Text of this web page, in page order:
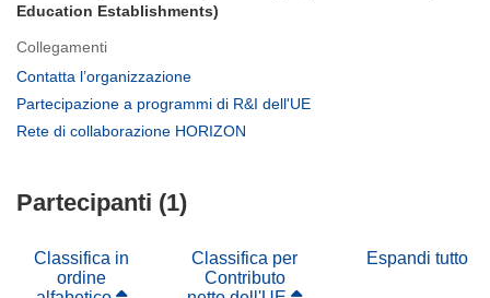
Education Establishments)
Collegamenti
Contatta l’organizzazione
apre
Partecipazione a programmi di R&I dell'UE
Rete di collaborazione HORIZON
Partecipanti (1)
Classifica in
ordine
Classifica per
Contributo
Espandi tutto